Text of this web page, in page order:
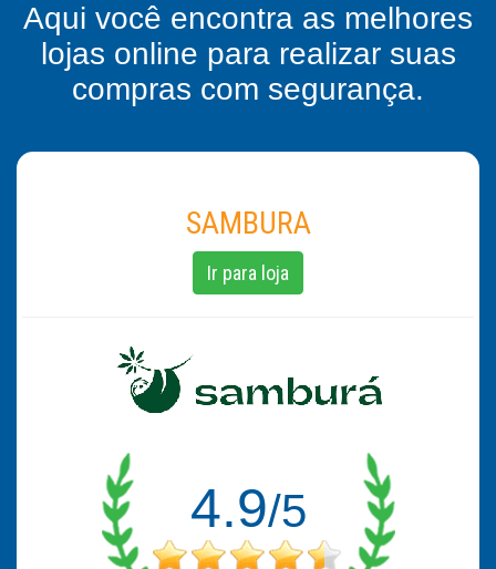
Aqui você encontra as melhores
lojas online para realizar suas
compras com segurança.
SAMBURA
Ir para loja
4.9/5